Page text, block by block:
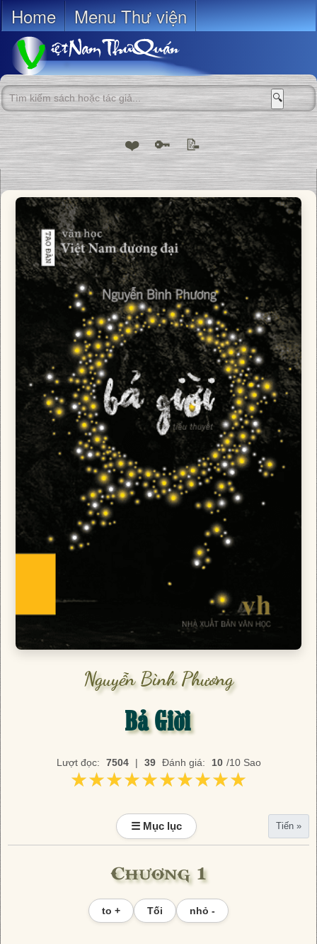
Home Menu Thư viện
🔍
❤️ 🔑 📝
Nguyễn Bình Phương
Bả Giời
Lượt đọc: 7504 | 39 Đánh giá: 10 /10 Sao
★★★★★★★★★★
★★★★★★★★★★
☰ Mục lục Tiến »
Chương 1
to + Tối nhỏ -